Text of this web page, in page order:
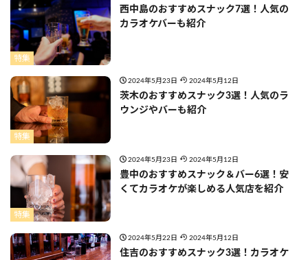
特集
西中島のおすすめスナック7選！人気の
カラオケバーも紹介
特集
2024年5月23日 2024年5月12日
茨木のおすすめスナック3選！人気のラ
ウンジやバーも紹介
特集
2024年5月23日 2024年5月12日
豊中のおすすめスナック＆バー6選！安
くてカラオケが楽しめる人気店を紹介
2024年5月22日 2024年5月12日
住吉のおすすめスナック3選！カラオケ